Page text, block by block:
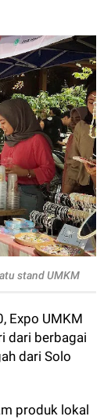
stand UMKM
Expo UMKM
dari berbagai
dari Solo
produk lokal